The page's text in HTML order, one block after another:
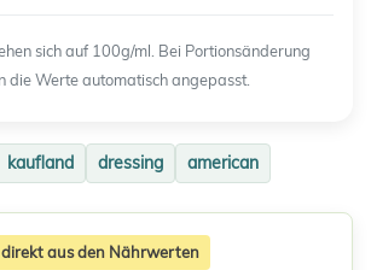
sich auf 100g/ml. Bei Portionsänderung
die Werte automatisch angepasst.
kaufland dressing american
direkt aus den Nährwerten